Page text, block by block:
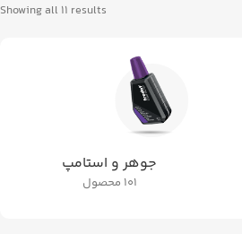
Showing all 11 results
جوهر و استامپ
101 محصول